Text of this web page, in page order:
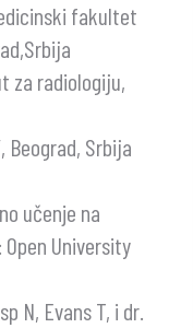
fakultet
za radiologiju,
Beograd, Srbija
učenje na
University
N, Evans T, i dr.